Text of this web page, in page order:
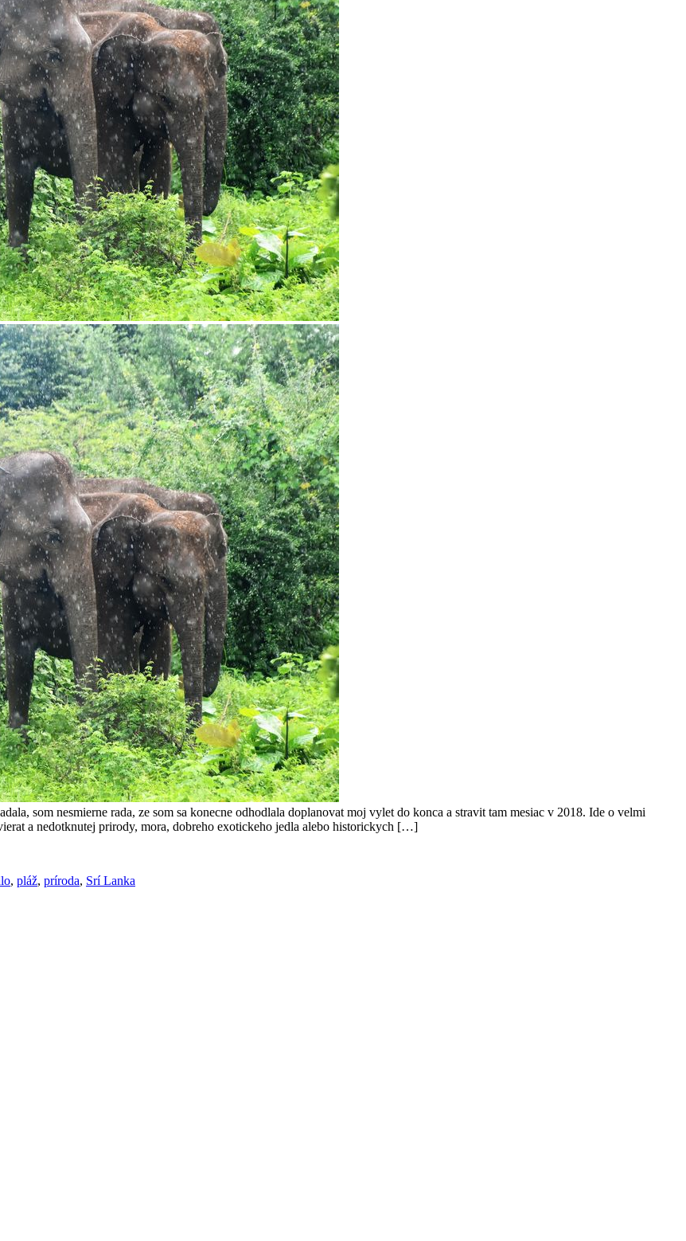
som nesmierne rada, ze som sa konecne odhodlala doplanovat moj vylet do konca a stravit tam mesiac v 2018. Ide o velmi
a nedotknutej prirody, mora, dobreho exotickeho jedla alebo historickych […]
, pláž, príroda, Srí Lanka